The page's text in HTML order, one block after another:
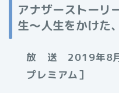
アナザーストーリ
生～人生をかけた
放 送 2019年8月
プレミアム］